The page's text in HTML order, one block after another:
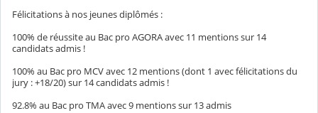
Félicitations à nos jeunes diplômés :
100% de réussite au Bac pro AGORA avec 11 mentions sur 14
candidats admis !
100% au Bac pro MCV avec 12 mentions (dont 1 avec félicitations du
jury : +18/20) sur 14 candidats admis !
92.8% au Bac pro TMA avec 9 mentions sur 13 admis